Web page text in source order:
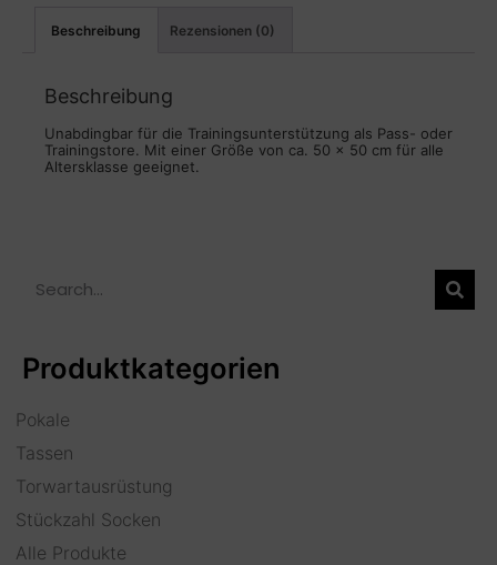
Beschreibung Rezensionen (0)
Beschreibung
Unabdingbar für die Trainingsunterstützung als Pass- oder
Trainingstore. Mit einer Größe von ca. 50 x 50 cm für alle
Altersklasse geeignet.
Produktkategorien
Pokale
Tassen
Torwartausrüstung
Stückzahl Socken
Alle Produkte